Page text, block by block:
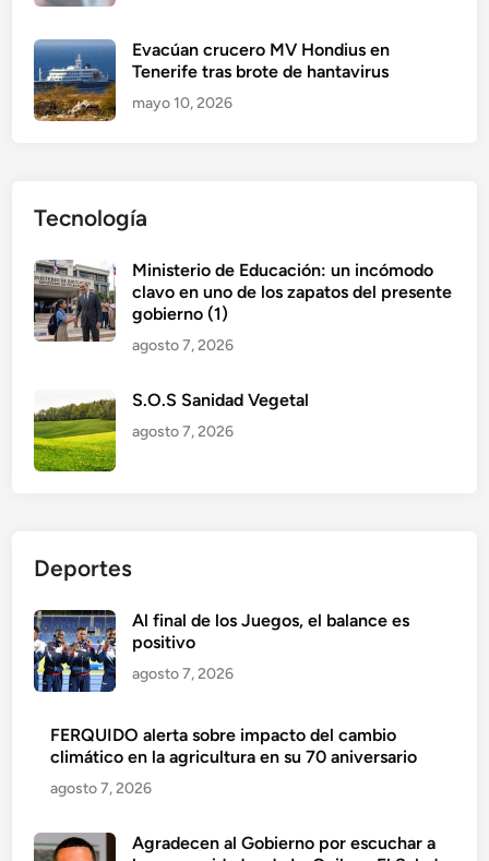
Evacúan crucero MV Hondius en
Tenerife tras brote de hantavirus
mayo 10, 2026
Tecnología
Ministerio de Educación: un incómodo
clavo en uno de los zapatos del presente
gobierno (1)
agosto 7, 2026
S.O.S Sanidad Vegetal
agosto 7, 2026
Deportes
Al final de los Juegos, el balance es
positivo
agosto 7, 2026
FERQUIDO alerta sobre impacto del cambio
climático en la agricultura en su 70 aniversario
agosto 7, 2026
Agradecen al Gobierno por escuchar a